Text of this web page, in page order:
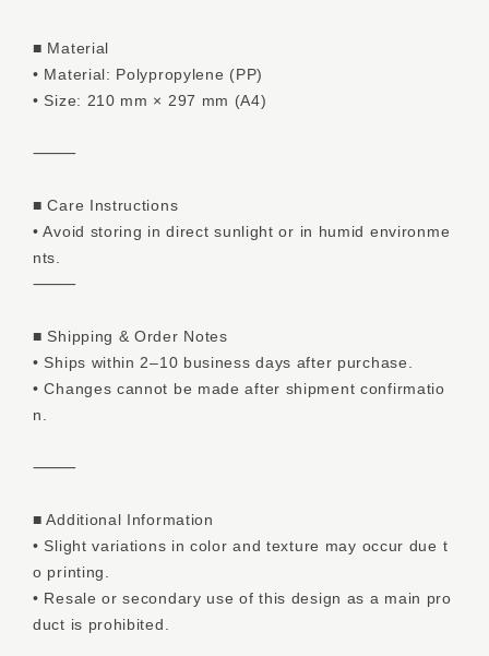
■ Material
• Material: Polypropylene (PP)
• Size: 210 mm × 297 mm (A4)
⸻
■ Care Instructions
• Avoid storing in direct sunlight or in humid environme
nts.
⸻
■ Shipping & Order Notes
• Ships within 2–10 business days after purchase.
• Changes cannot be made after shipment confirmatio
n.
⸻
■ Additional Information
• Slight variations in color and texture may occur due t
o printing.
• Resale or secondary use of this design as a main pro
duct is prohibited.